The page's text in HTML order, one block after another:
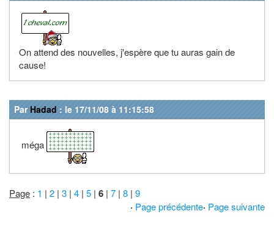
On attend des nouvelles, j'espère que tu auras gain de
cause!
Par Hadad : le 17/11/08 à 11:15:58
méga
Page : 1 | 2 | 3 | 4 | 5 | 6 | 7 | 8 | 9
· Page précédente· Page suivante